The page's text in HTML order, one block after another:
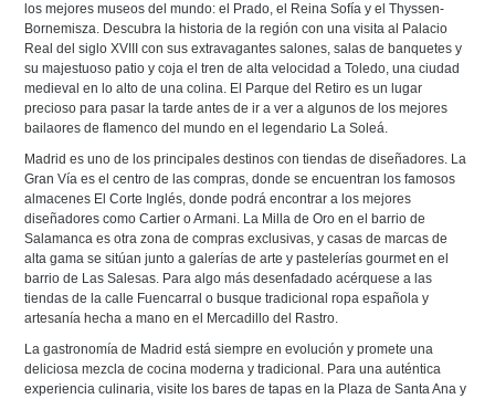
los mejores museos del mundo: el Prado, el Reina Sofía y el Thyssen-
Bornemisza. Descubra la historia de la región con una visita al Palacio
Real del siglo XVIII con sus extravagantes salones, salas de banquetes y
su majestuoso patio y coja el tren de alta velocidad a Toledo, una ciudad
medieval en lo alto de una colina. El Parque del Retiro es un lugar
precioso para pasar la tarde antes de ir a ver a algunos de los mejores
bailaores de flamenco del mundo en el legendario La Soleá.
Madrid es uno de los principales destinos con tiendas de diseñadores. La
Gran Vía es el centro de las compras, donde se encuentran los famosos
almacenes El Corte Inglés, donde podrá encontrar a los mejores
diseñadores como Cartier o Armani. La Milla de Oro en el barrio de
Salamanca es otra zona de compras exclusivas, y casas de marcas de
alta gama se sitúan junto a galerías de arte y pastelerías gourmet en el
barrio de Las Salesas. Para algo más desenfadado acérquese a las
tiendas de la calle Fuencarral o busque tradicional ropa española y
artesanía hecha a mano en el Mercadillo del Rastro.
La gastronomía de Madrid está siempre en evolución y promete una
deliciosa mezcla de cocina moderna y tradicional. Para una auténtica
experiencia culinaria, visite los bares de tapas en la Plaza de Santa Ana y